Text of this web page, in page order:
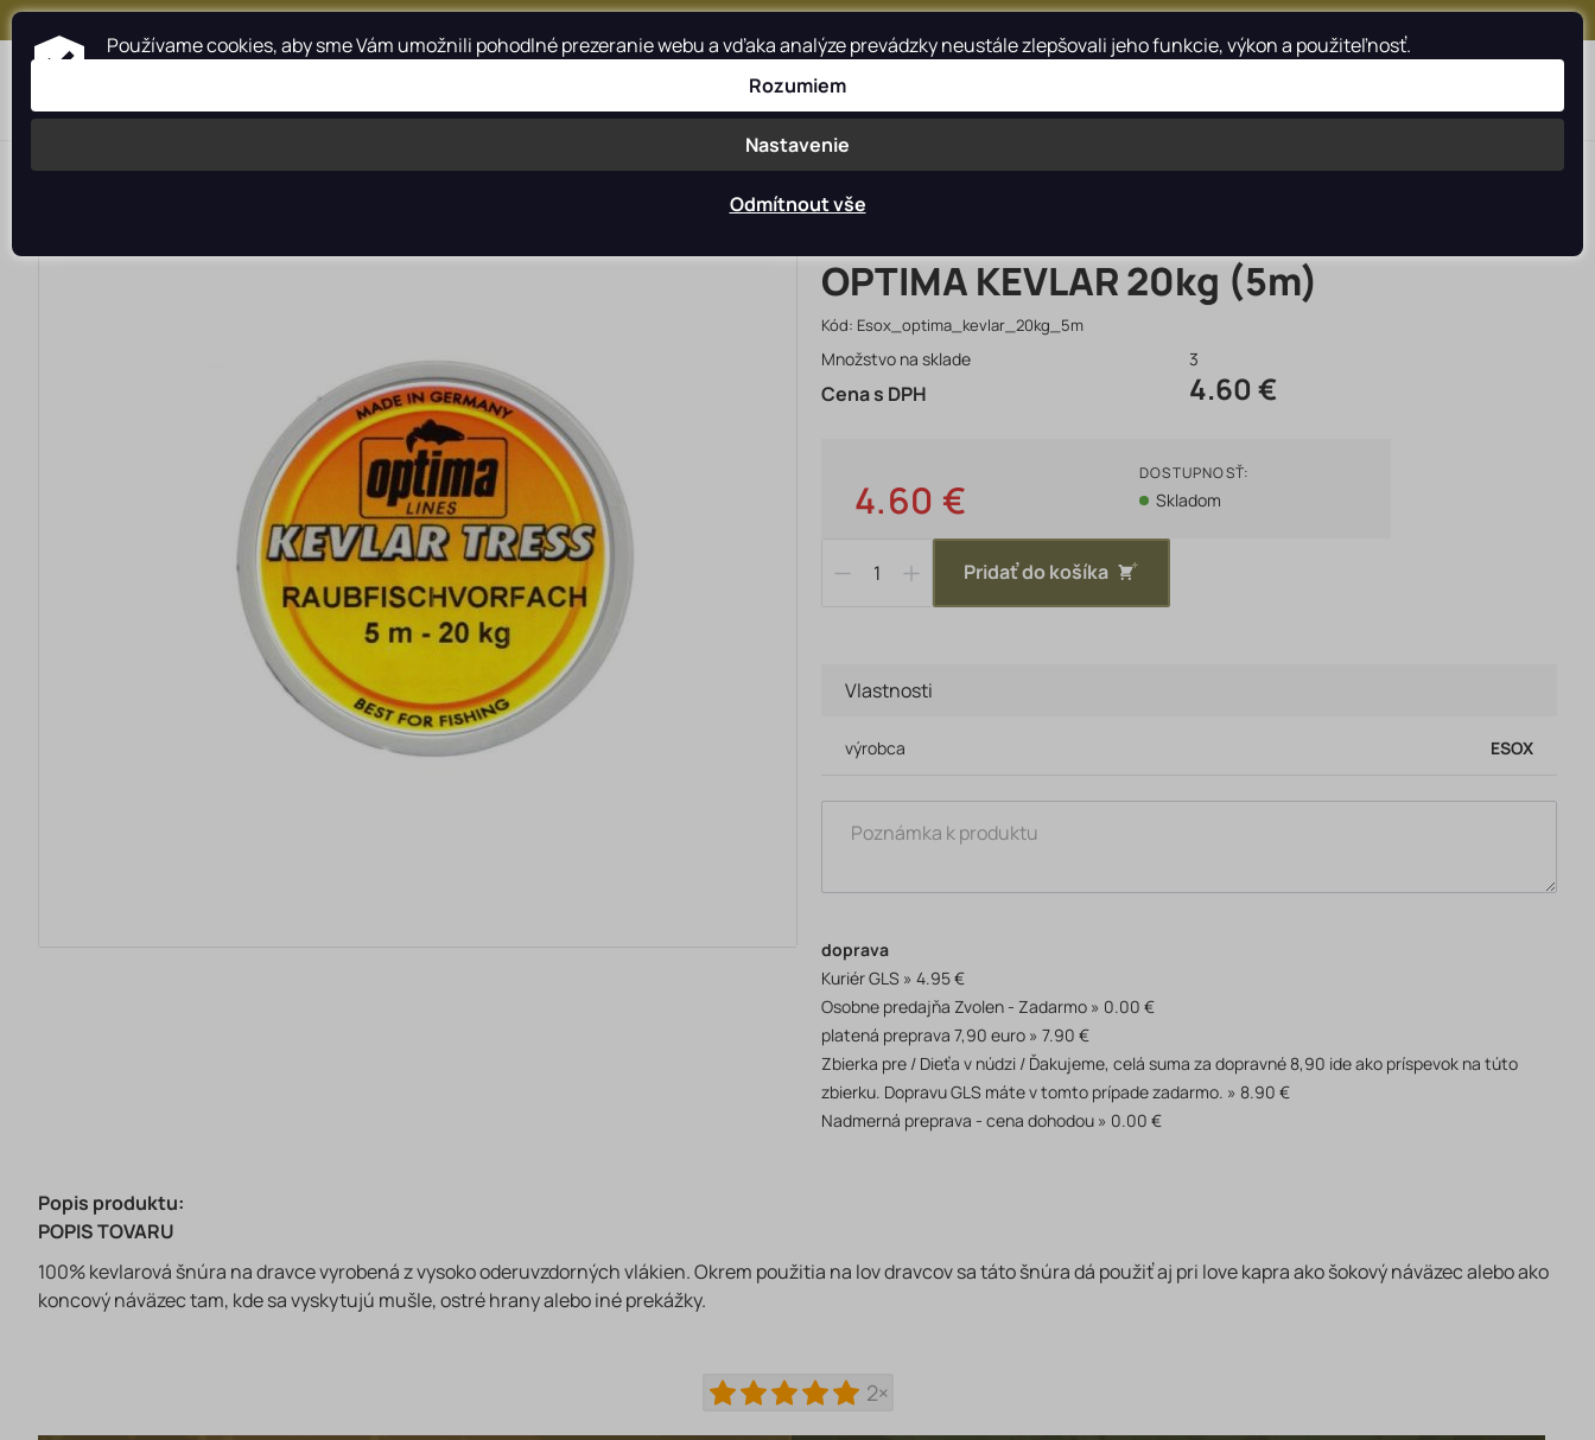
+421 917 159 547
> > >
OPTIMA KEVLAR 20kg (5m)
Kód: Esox_optima_kevlar_20kg_5m
Množstvo na sklade
3
Cena s DPH 4.60 €
4.60 €
DOSTUPNOSŤ:
Skladom
Pridať do košíka
Vlastnosti
výrobca ESOX
doprava
Kuriér GLS
4.95 €
Osobne predajňa Zvolen - Zadarmo
0.00 €
platená preprava 7,90 euro
7.90 €
Zbierka pre / Dieťa v núdzi / Ďakujeme, celá suma za dopravné 8,90 ide ako príspevok na túto
zbierku. Dopravu GLS máte v tomto prípade zadarmo.
8.90 €
Nadmerná preprava - cena dohodou
0.00 €
Popis produktu:
POPIS TOVARU
100% kevlarová šnúra na dravce vyrobená z vysoko oderuvzdorných vlákien. Okrem použitia na lov dravcov sa táto šnúra dá použiť aj pri love kapra ako šokový náväzec alebo ako
koncový náväzec tam, kde sa vyskytujú mušle, ostré hrany alebo iné prekážky.
2×
Používame cookies, aby sme Vám umožnili pohodlné prezeranie webu a vďaka analýze prevádzky neustále zlepšovali jeho funkcie, výkon a použiteľnosť.
Rozumiem
Nastavenie
Odmítnout vše